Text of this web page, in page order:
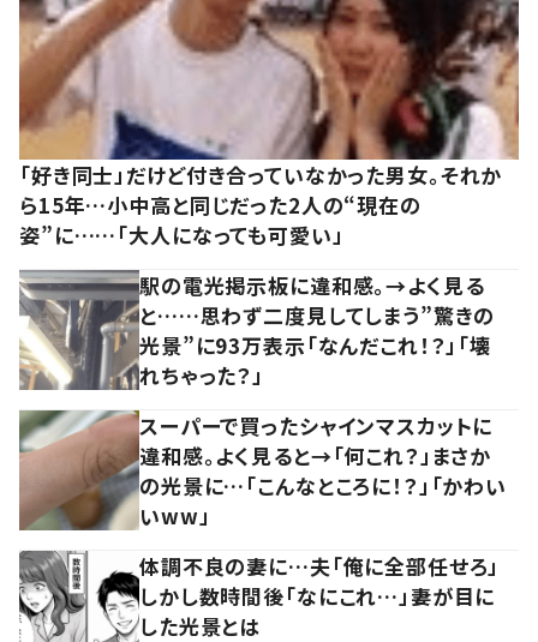
「好き同士」だけど付き合っていなかった男女。それか
ら15年…小中高と同じだった2人の“現在の
姿”に……「大人になっても可愛い」
駅の電光掲示板に違和感。→よく見る
と……思わず二度見してしまう”驚きの
光景”に93万表示「なんだこれ！？」「壊
れちゃった？」
スーパーで買ったシャインマスカットに
違和感。よく見ると→「何これ？」まさか
の光景に…「こんなところに！？」「かわい
いww」
体調不良の妻に…夫「俺に全部任せろ」
しかし数時間後「なにこれ…」妻が目に
した光景とは